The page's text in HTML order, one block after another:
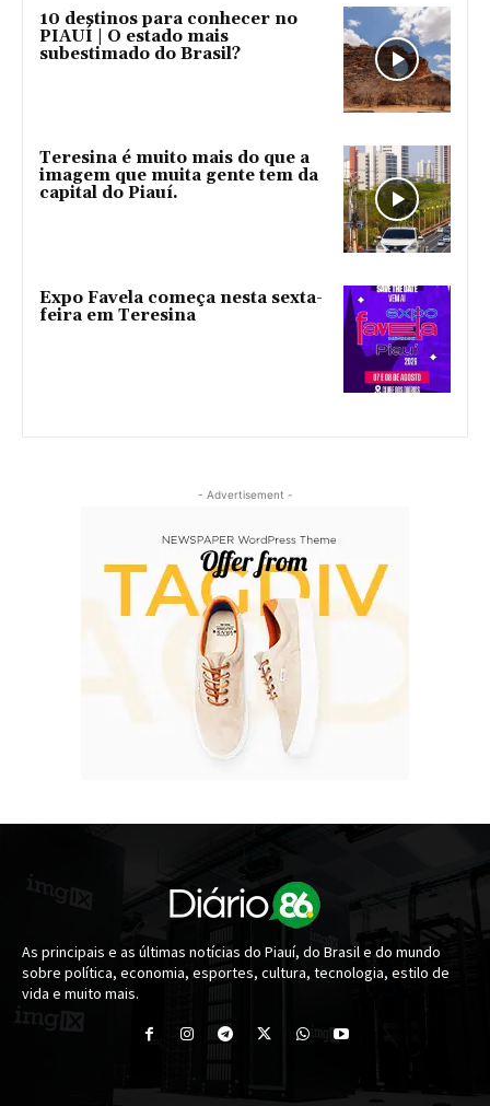
10 destinos para conhecer no
PIAUÍ | O estado mais
subestimado do Brasil?
Teresina é muito mais do que a
imagem que muita gente tem da
capital do Piauí.
Expo Favela começa nesta sexta-
feira em Teresina
- Advertisement -
As principais e as últimas notícias do Piauí, do Brasil e do mundo
sobre política, economia, esportes, cultura, tecnologia, estilo de
vida e muito mais.